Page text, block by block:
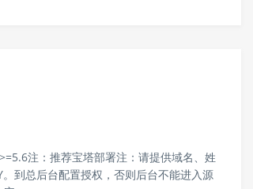
注：推荐宝塔部署注：请提供域名、姓
到总后台配置授权，否则后台不能进入源